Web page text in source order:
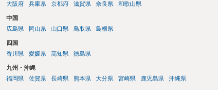
大阪府
兵庫県 京都府 滋賀県 奈良県 和歌山県
中国
広島県
岡山県 山口県 鳥取県 島根県
四国
香川県
愛媛県 高知県 徳島県
九州・沖縄
福岡県
佐賀県 長崎県 熊本県 大分県 宮崎県 鹿児島県 沖縄県